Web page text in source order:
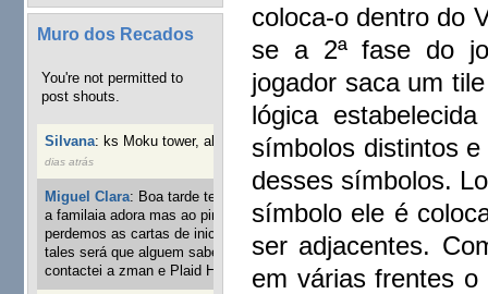
Muro dos Recados
You're not permitted to
post shouts.
Silvana: ks Moku tower, alguém interessado?
34 semanas 4
dias atrás
Miguel Clara: Boa tarde tenho jogo Mice and mistics que
a familaia adora mas ao pintarmos as miniaturas
perdemos as cartas de iniciaticva da expanção downood
tales será que alguem sabe onde adquirir as cartas já
contactei a zman e Plaid Hat e nada
1 ano 2 semanas atrás
coloca-o dentro do
se a 2ª fase do
jogador saca um
lógica
símbolos distintos
desses símbolos.
símbolo ele é
ser adjacentes.
em várias frentes